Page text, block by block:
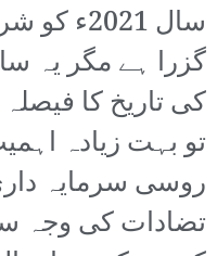
سال
گزرا ہے مگر یہ
کی تاریخ کا
تو بہت زیادہ
روسی سرمایہ
تضادات کی وجہ